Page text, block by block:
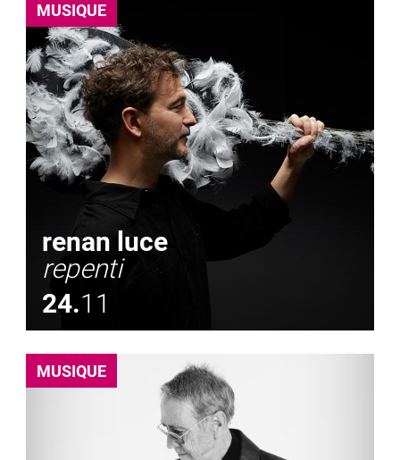
MUSIQUE
renan luce
repenti
24.11
MUSIQUE